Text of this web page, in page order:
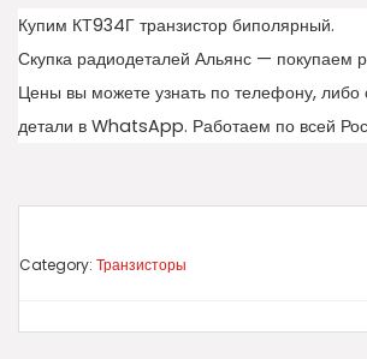
Купим КТ934Г транзистор биполярный.
Скупка радиодеталей Альянс — покупаем
Цены вы можете узнать по телефону, либо
детали в WhatsApp. Работаем по всей
Category: Транзисторы